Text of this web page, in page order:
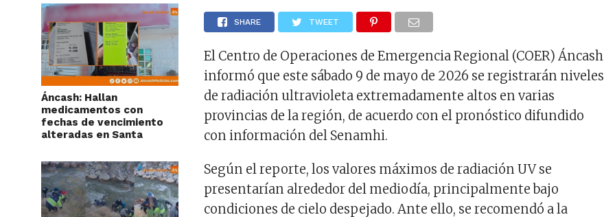
Áncash: Hallan
medicamentos con
fechas de vencimiento
alteradas en Santa
SHARE TWEET
El Centro de Operaciones de Emergencia Regional (COER) Áncash
informó que este sábado 9 de mayo de 2026 se registrarán niveles
de radiación ultravioleta extremadamente altos en varias
provincias de la región, de acuerdo con el pronóstico difundido
con información del Senamhi.
Según el reporte, los valores máximos de radiación UV se
presentarían alrededor del mediodía, principalmente bajo
condiciones de cielo despejado. Ante ello, se recomendó a la